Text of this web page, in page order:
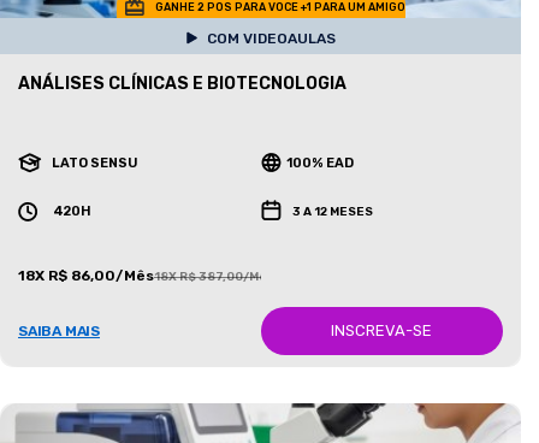
GANHE 2 POS PARA VOCE +1 PARA UM AMIGO
COM VIDEOAULAS
ANÁLISES CLÍNICAS E BIOTECNOLOGIA
LATO SENSU 100% EAD
420H 3 A 12 MESES
18X R$ 86,00/Mês18X R$ 387,00/Mês
SAIBA MAIS INSCREVA-SE